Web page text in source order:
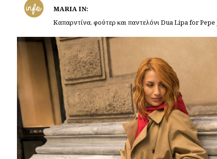
info
MARIA IN:
Καπαρντίνα, φούτερ και παντελόνι Dua Lipa for